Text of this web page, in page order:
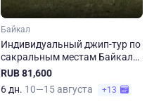
Байкал
Индивидуальный джип-тур по
сакральным местам Байкала.
Лето-осень
RUB 81,600
6 дн. 10—15 августа +13